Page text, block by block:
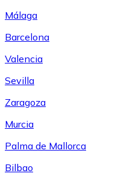
Málaga
Barcelona
Valencia
Sevilla
Zaragoza
Murcia
Palma de Mallorca
Bilbao